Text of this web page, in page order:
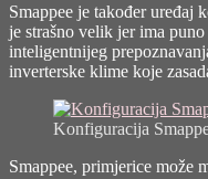
Smappee je također uređaj
je strašno velik jer ima
inteligentnijeg
inverterske klime koje
Konfiguracija
Smappee, primjerice može